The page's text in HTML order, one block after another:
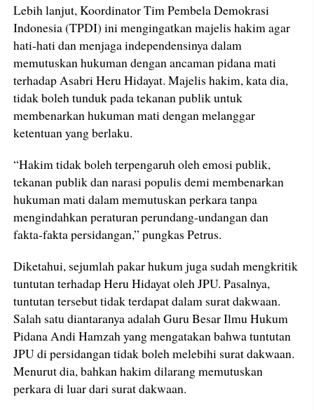
Lebih lanjut, Koordinator Tim Pembela Demokrasi
Indonesia (TPDI) ini mengingatkan majelis hakim agar
hati-hati dan menjaga independensinya dalam
memutuskan hukuman dengan ancaman pidana mati
terhadap Asabri Heru Hidayat. Majelis hakim, kata dia,
tidak boleh tunduk pada tekanan publik untuk
membenarkan hukuman mati dengan melanggar
ketentuan yang berlaku.
“Hakim tidak boleh terpengaruh oleh emosi publik,
tekanan publik dan narasi populis demi membenarkan
hukuman mati dalam memutuskan perkara tanpa
mengindahkan peraturan perundang-undangan dan
fakta-fakta persidangan,” pungkas Petrus.
Diketahui, sejumlah pakar hukum juga sudah mengkritik
tuntutan terhadap Heru Hidayat oleh JPU. Pasalnya,
tuntutan tersebut tidak terdapat dalam surat dakwaan.
Salah satu diantaranya adalah Guru Besar Ilmu Hukum
Pidana Andi Hamzah yang mengatakan bahwa tuntutan
JPU di persidangan tidak boleh melebihi surat dakwaan.
Menurut dia, bahkan hakim dilarang memutuskan
perkara di luar dari surat dakwaan.